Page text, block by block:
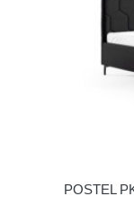
POSTEL